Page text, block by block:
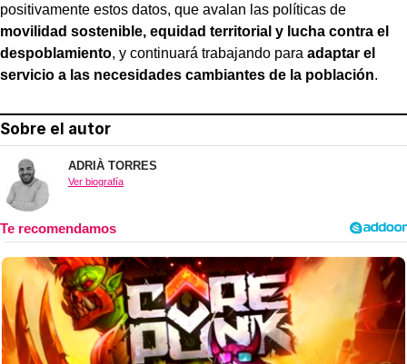
positivamente estos datos, que avalan las políticas de
movilidad sostenible, equidad territorial y lucha contra el
despoblamiento, y continuará trabajando para adaptar el
servicio a las necesidades cambiantes de la población.
Sobre el autor
ADRIÀ TORRES
Ver biografía